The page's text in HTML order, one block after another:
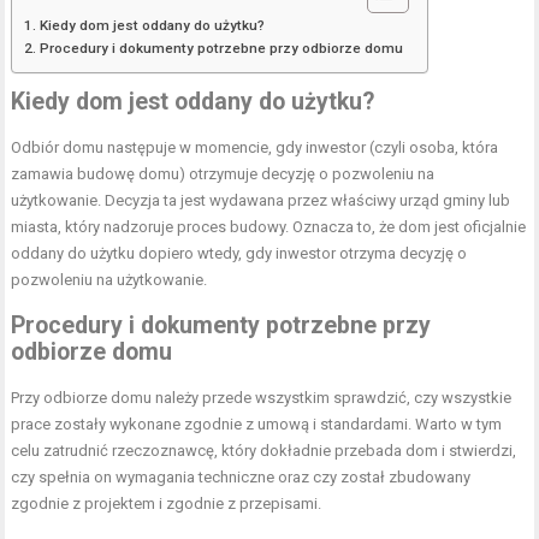
Kiedy dom jest oddany do użytku?
Procedury i dokumenty potrzebne przy odbiorze domu
Kiedy dom jest oddany do użytku?
Odbiór domu następuje w momencie, gdy inwestor (czyli osoba, która
zamawia budowę domu) otrzymuje decyzję o pozwoleniu na
użytkowanie. Decyzja ta jest wydawana przez właściwy urząd gminy lub
miasta, który nadzoruje proces budowy. Oznacza to, że dom jest oficjalnie
oddany do użytku dopiero wtedy, gdy inwestor otrzyma decyzję o
pozwoleniu na użytkowanie.
Procedury i dokumenty potrzebne przy
odbiorze domu
Przy odbiorze domu należy przede wszystkim sprawdzić, czy wszystkie
prace zostały wykonane zgodnie z umową i standardami. Warto w tym
celu zatrudnić rzeczoznawcę, który dokładnie przebada dom i stwierdzi,
czy spełnia on wymagania techniczne oraz czy został zbudowany
zgodnie z projektem i zgodnie z przepisami.